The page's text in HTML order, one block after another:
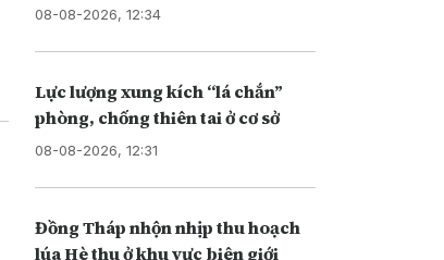
08-08-2026, 12:34
Lực lượng xung kích “lá chắn”
phòng, chống thiên tai ở cơ sở
08-08-2026, 12:31
Đồng Tháp nhộn nhịp thu hoạch
lúa Hè thu ở khu vực biên giới